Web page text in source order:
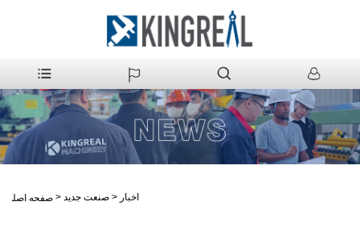
صفحه اصلی > اخبار > صنعت جدید